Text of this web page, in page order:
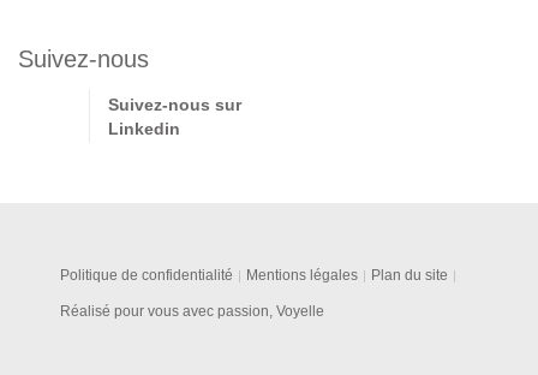
Suivez-nous
Suivez-nous sur
Linkedin
Politique de confidentialité Mentions légales Plan du site
Réalisé pour vous avec passion, Voyelle